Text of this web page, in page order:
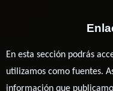
En esta sección podrás
utilizamos como fuentes.
información que